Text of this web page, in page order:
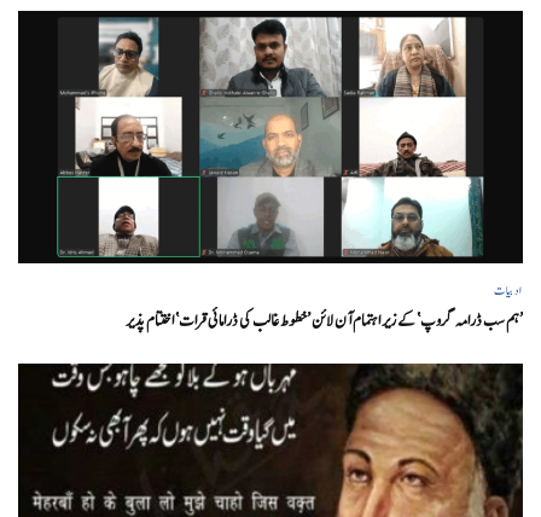
ادبیات
’ہم سب ڈرامہ گروپ‘ کے زیر اہتمام آن لائن ’خطوط غالب کی ڈرامائی قرات‘ اختتام پذیر